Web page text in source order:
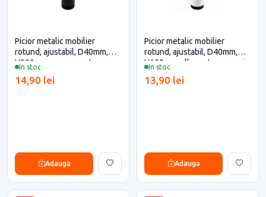
In stoc
Picior metalic mobilier
rotund, ajustabil, D40mm,
H200mm, negru pentru casa
14,90 lei
Adauga
In stoc
Picior metalic mobilier
rotund, ajustabil, D40mm,
H150mm, alb pentru casa si
13,90 lei
Adauga